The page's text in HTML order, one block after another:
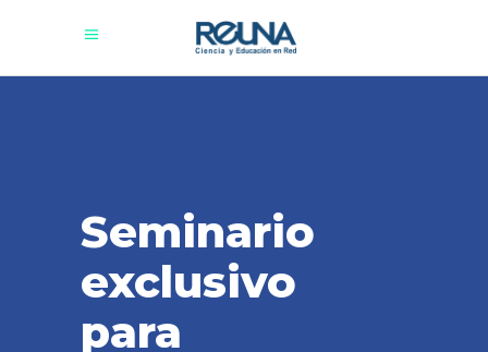
Seminario
exclusivo
para